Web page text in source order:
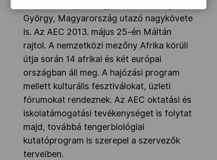
György, Magyarország utazó nagykövete
is. Az AEC 2013. május 25-én Máltán
rajtol. A nemzetközi mezőny Afrika körüli
útja során 14 afrikai és két európai
országban áll meg. A hajózási program
mellett kulturális fesztiválokat, üzleti
fórumokat rendeznek. Az AEC oktatási és
iskolatámogatási tevékenységet is folytat
majd, továbbá tengerbiológiai
kutatóprogram is szerepel a szervezők
terveiben.